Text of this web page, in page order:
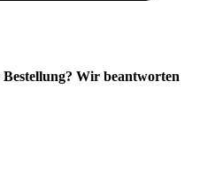
Wir beantworten